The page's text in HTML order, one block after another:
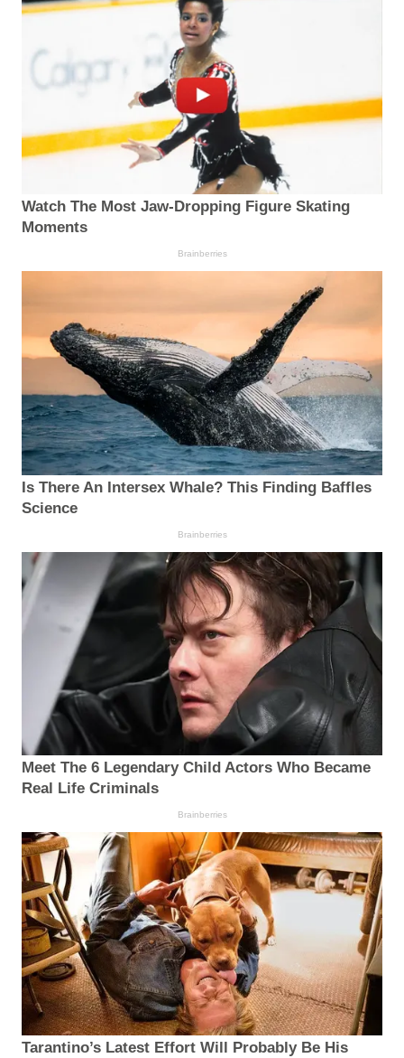
Watch The Most Jaw‑Dropping Figure Skating
Moments
Brainberries
Is There An Intersex Whale? This Finding Baffles
Science
Brainberries
Meet The 6 Legendary Child Actors Who Became
Real Life Criminals
Brainberries
Tarantino’s Latest Effort Will Probably Be His